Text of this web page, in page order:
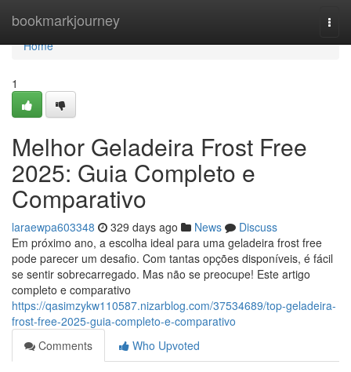
bookmarkjourney
Home
Home
1
Melhor Geladeira Frost Free
2025: Guia Completo e
Comparativo
laraewpa603348 329 days ago News
Discuss
Em próximo ano, a escolha ideal para uma geladeira frost free
pode parecer um desafio. Com tantas opções disponíveis, é fácil
se sentir sobrecarregado. Mas não se preocupe! Este artigo
completo e comparativo
https://qasimzykw110587.nizarblog.com/37534689/top-geladeira-
frost-free-2025-guia-completo-e-comparativo
Comments
Who Upvoted